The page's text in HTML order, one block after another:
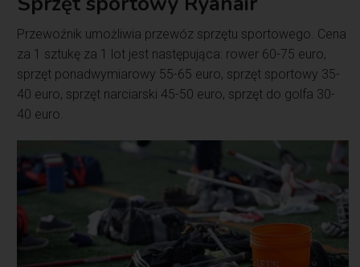
Przewoźnik umożliwia przewóz sprzętu sportowego. Cena
za 1 sztukę za 1 lot jest następująca: rower 60-75 euro,
sprzęt ponadwymiarowy 55-65 euro, sprzęt sportowy 35-
40 euro, sprzęt narciarski 45-50 euro, sprzęt do golfa 30-
40 euro.